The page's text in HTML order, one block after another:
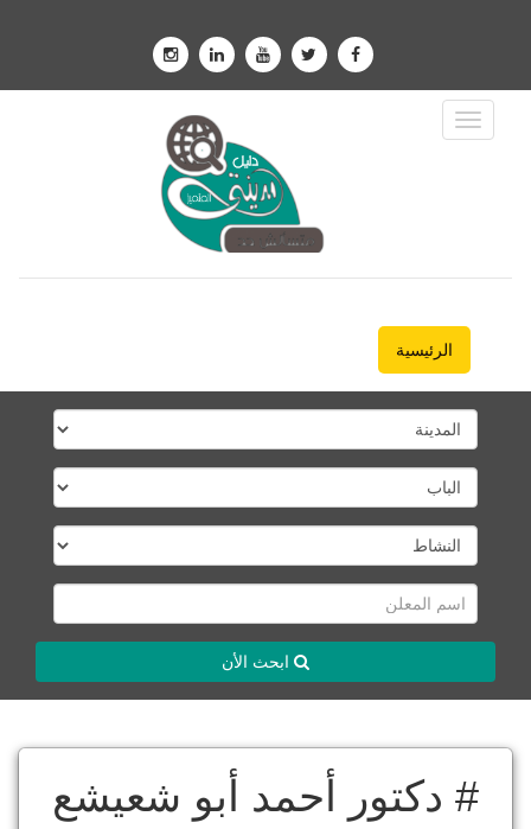
Toggle
Navigation
الرئيسية
ابحث الأن
# دكتور أحمد أبو شعيشع